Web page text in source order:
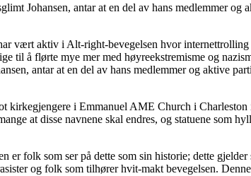
Johansen, antar at en del av hans medlemmer
vært aktiv i Alt-right-bevegelsen hvor
å flørte mye mer med høyreekstremisme og
antar at en del av hans medlemmer og aktive
i Emmanuel AME Church i
at disse navnene skal endres, og statuene som
folk som ser på dette som sin historie; dette
og folk som tilhører hvit-makt bevegelsen.